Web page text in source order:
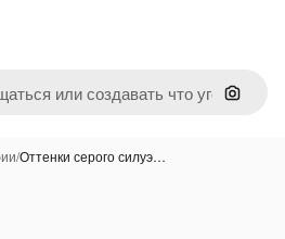
Поиск
/Оттенки серого силуэ…